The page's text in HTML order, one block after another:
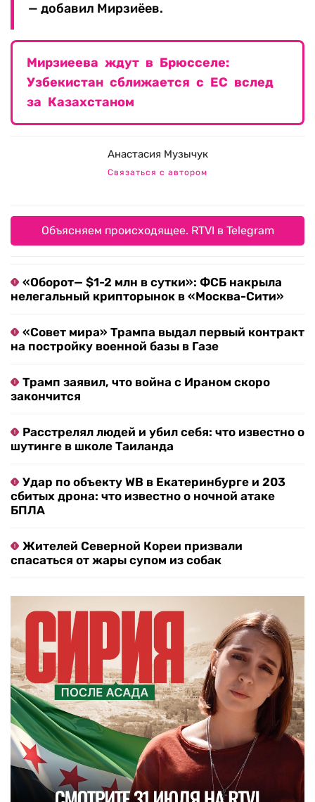
— добавил Мирзиёев.
Мирзиеева ждут в Брюсселе:
Узбекистан сближается с ЕС вслед
за Казахстаном
Анастасия Музычук
Связаться с автором
Объясняем происходящее. RTVI в Telegram
«Оборот— $1-2 млн в сутки»: ФСБ накрыла
нелегальный крипторынок в «Москва-Сити»
«Совет мира» Трампа выдал первый контракт
на постройку военной базы в Газе
Трамп заявил, что война с Ираном скоро
закончится
Расстрелял людей и убил себя: что известно о
шутинге в школе Таиланда
Удар по объекту WB в Екатеринбурге и 203
сбитых дрона: что известно о ночной атаке
БПЛА
Жителей Северной Кореи призвали
спасаться от жары супом из собак